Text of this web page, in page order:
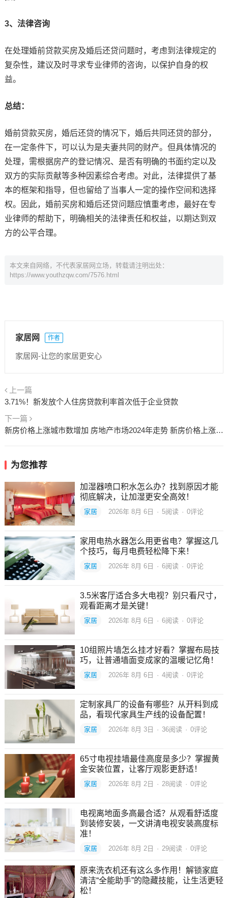
3、法律咨询
在处理婚前贷款买房及婚后还贷问题时，考虑到法律规定的
复杂性，建议及时寻求专业律师的咨询，以保护自身的权
益。
总结：
婚前贷款买房，婚后还贷的情况下，婚后共同还贷的部分，
在一定条件下，可以认为是夫妻共同的财产。但具体情况的
处理，需根据房产的登记情况、是否有明确的书面约定以及
双方的实际贡献等多种因素综合考虑。对此，法律提供了基
本的框架和指导，但也留给了当事人一定的操作空间和选择
权。因此，婚前买房和婚后还贷问题应慎重考虑，最好在专
业律师的帮助下，明确相关的法律责任和权益，以期达到双
方的公平合理。
本文来自网络，不代表家居网立场，转载请注明出处：
https://www.youthzqw.com/7576.html
家居网 作者
家居网-让您的家居更安心
上一篇
3.71%！新发放个人住房贷款利率首次低于企业贷款
下一篇
新房价格上涨城市数增加 房地产市场2024年走势 新房价格上涨城市有哪些
为您推荐
加湿器喷口积水怎么办？找到原因才能
彻底解决，让加湿更安全高效！
家居 2026年 8月 6日 · 5阅读 · 0评论
家用电热水器怎么用更省电？掌握这几
个技巧，每月电费轻松降下来！
家居 2026年 8月 6日 · 6阅读 · 0评论
3.5米客厅适合多大电视？别只看尺寸，
观看距离才是关键！
家居 2026年 8月 6日 · 6阅读 · 0评论
10组照片墙怎么挂才好看？掌握布局技
巧，让普通墙面变成家的温暖记忆角！
家居 2026年 8月 6日 · 4阅读 · 0评论
定制家具厂的设备有哪些？从开料到成
品，看现代家具生产线的设备配置！
家居 2026年 8月 3日 · 36阅读 · 0评论
65寸电视挂墙最佳高度是多少？掌握黄
金安装位置，让客厅观影更舒适！
家居 2026年 8月 2日 · 28阅读 · 0评论
电视离地面多高最合适？从观看舒适度
到装修安装，一文讲清电视安装高度标
准！
家居 2026年 8月 2日 · 29阅读 · 0评论
原来洗衣机还有这么多作用！解锁家庭
清洁“全能助手”的隐藏技能，让生活更轻
松！